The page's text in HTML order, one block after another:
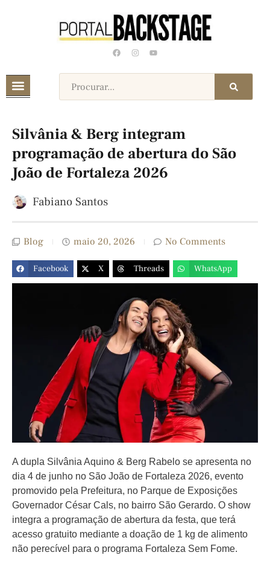
Silvânia & Berg integram
programação de abertura do São
João de Fortaleza 2026
Fabiano Santos
Blog maio 20, 2026 No Comments
Facebook X Threads WhatsApp
A dupla Silvânia Aquino & Berg Rabelo se apresenta no
dia 4 de junho no São João de Fortaleza 2026, evento
promovido pela Prefeitura, no Parque de Exposições
Governador César Cals, no bairro São Gerardo. O show
integra a programação de abertura da festa, que terá
acesso gratuito mediante a doação de 1 kg de alimento
não perecível para o programa Fortaleza Sem Fome.